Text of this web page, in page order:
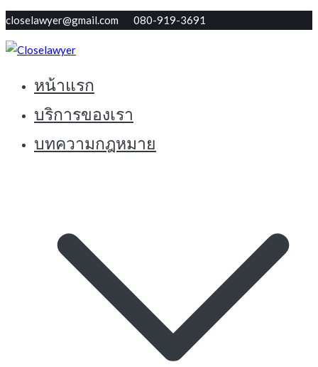
Skip
to
content
closelawyer@gmail.com 080-919-3691
Closelawyer
ทนายใกล้ตัว รับปรึกษากฏหมายฟรี
หน้าแรก
บริการของเรา
บทความกฎหมาย